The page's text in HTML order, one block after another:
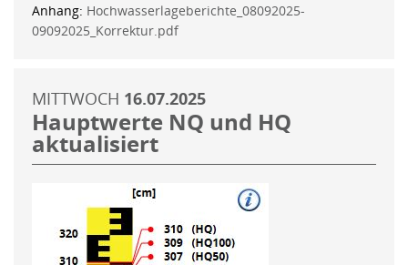
Anhang: Hochwasserlageberichte_08092025-
09092025_Korrektur.pdf
MITTWOCH 16.07.2025
Hauptwerte NQ und HQ
aktualisiert